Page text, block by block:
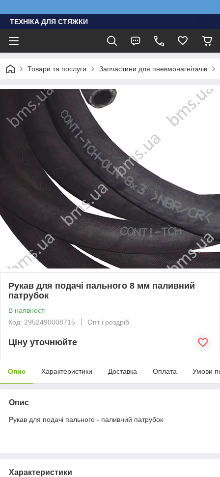
ТЕХНІКА ДЛЯ СТЯЖКИ
Товари та послуги Запчастини для пневмонагнітачів
Рукав для подачі пального 8 мм паливний
патрубок
В наявності
Код: 2952490008715
Опт і роздріб
Ціну уточнюйте
Опис Характеристики Доставка Оплата Умови
Опис
Рукав для подачі пального - паливний патрубок
Характеристики